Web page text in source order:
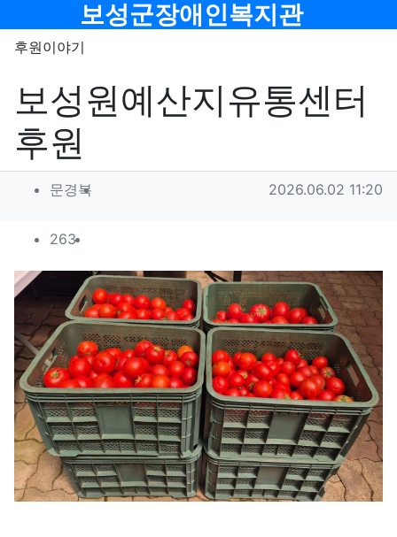
보성군장애인복지관
후원이야기
보성원예산지유통센터
후원
작성자 정보
문경복 작성일
2026.06.02 11:20
컨텐츠 정보
263조회
본문